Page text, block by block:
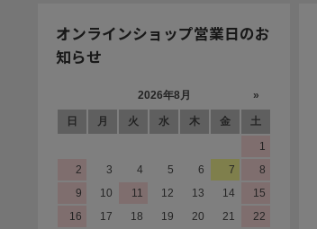
オンラインショップ営業日のお
知らせ